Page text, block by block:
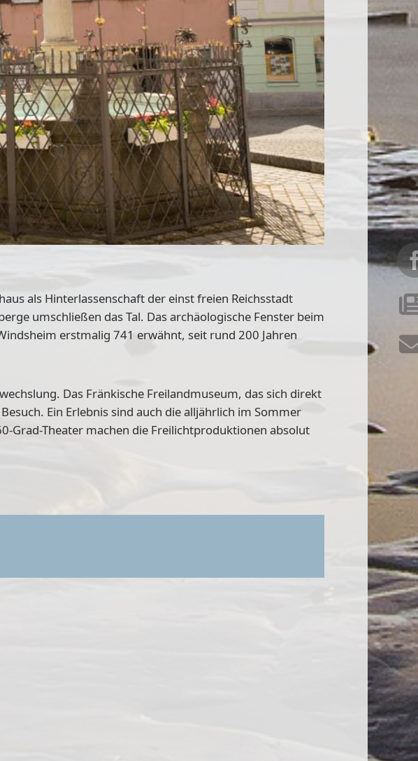
als Hinterlassenschaft der einst freien Reichsstadt
umschließen das Tal. Das archäologische Fenster beim
erstmalig 741 erwähnt, seit rund 200 Jahren
Das Fränkische Freilandmuseum, das sich direkt
Ein Erlebnis sind auch die alljährlich im Sommer
Grad-Theater machen die Freilichtproduktionen absolut